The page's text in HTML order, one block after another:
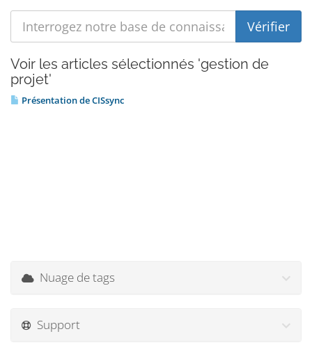
Voir les articles sélectionnés 'gestion de
projet'
Présentation de CISsync
Nuage de tags
Support